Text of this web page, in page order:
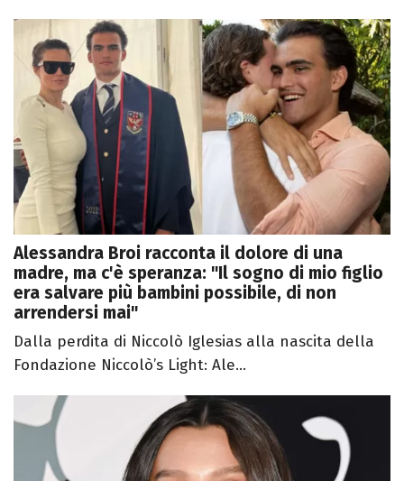
Alessandra Broi racconta il dolore di una
madre, ma c'è speranza: "Il sogno di mio figlio
era salvare più bambini possibile, di non
arrendersi mai"
Dalla perdita di Niccolò Iglesias alla nascita della
Fondazione Niccolò’s Light: Ale...